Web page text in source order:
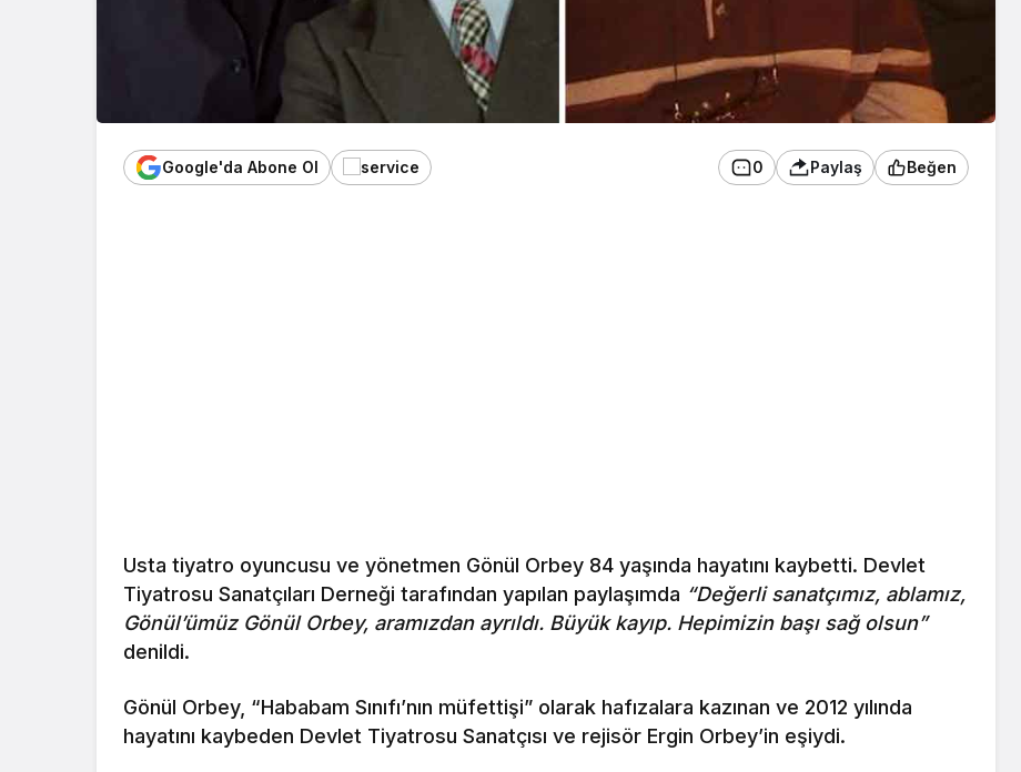
Google'da Abone Ol 0 Paylaş Beğen
Usta tiyatro oyuncusu ve yönetmen Gönül Orbey 84 yaşında hayatını kaybetti. Devlet
Tiyatrosu Sanatçıları Derneği tarafından yapılan paylaşımda “Değerli sanatçımız, ablamız,
Gönül’ümüz Gönül Orbey, aramızdan ayrıldı. Büyük kayıp. Hepimizin başı sağ olsun”
denildi.
Gönül Orbey, “Hababam Sınıfı’nın müfettişi” olarak hafızalara kazınan ve 2012 yılında
hayatını kaybeden Devlet Tiyatrosu Sanatçısı ve rejisör Ergin Orbey’in eşiydi.